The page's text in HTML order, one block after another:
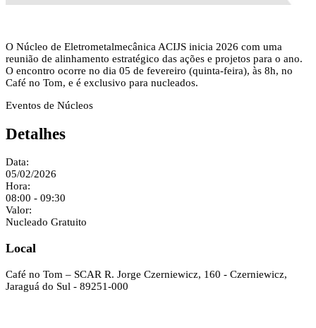
O Núcleo de Eletrometalmecânica ACIJS inicia 2026 com uma
reunião de alinhamento estratégico das ações e projetos para o ano.
O encontro ocorre no dia 05 de fevereiro (quinta-feira), às 8h, no
Café no Tom, e é exclusivo para nucleados.
Eventos de Núcleos
Detalhes
Data:
05/02/2026
Hora:
08:00 - 09:30
Valor:
Nucleado Gratuito
Local
Café no Tom – SCAR R. Jorge Czerniewicz, 160 - Czerniewicz,
Jaraguá do Sul - 89251-000